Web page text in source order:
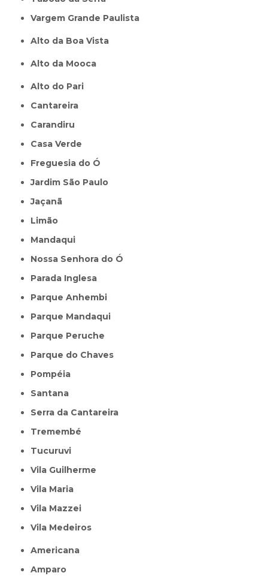
Vargem Grande Paulista
Alto da Boa Vista
Alto da Mooca
Alto do Pari
Cantareira
Carandiru
Casa Verde
Freguesia do Ó
Jardim São Paulo
Jaçanã
Limão
Mandaqui
Nossa Senhora do Ó
Parada Inglesa
Parque Anhembi
Parque Mandaqui
Parque Peruche
Parque do Chaves
Pompéia
Santana
Serra da Cantareira
Tremembé
Tucuruvi
Vila Guilherme
Vila Maria
Vila Mazzei
Vila Medeiros
Americana
Amparo